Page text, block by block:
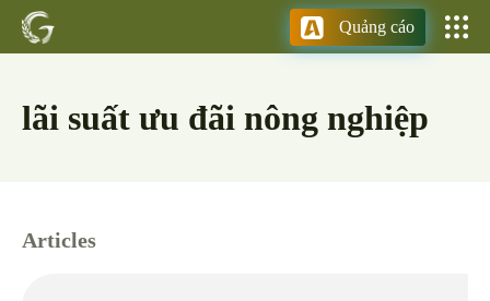
Quảng cáo
lãi suất ưu đãi nông nghiệp
Articles